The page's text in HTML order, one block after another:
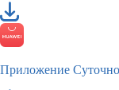
Приложение